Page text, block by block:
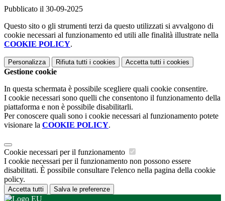
Pubblicato il 30-09-2025
Questo sito o gli strumenti terzi da questo utilizzati si avvalgono di
cookie necessari al funzionamento ed utili alle finalità illustrate nella
COOKIE POLICY.
Personalizza Rifiuta tutti i cookies Accetta tutti i cookies
Gestione cookie
In questa schermata è possibile scegliere quali cookie consentire.
I cookie necessari sono quelli che consentono il funzionamento della
piattaforma e non è possibile disabilitarli.
Per conoscere quali sono i cookie necessari al funzionamento potete
visionare la COOKIE POLICY.
Cookie necessari per il funzionamento
I cookie necessari per il funzionamento non possono essere
disabilitati. È possibile consultare l'elenco nella pagina della cookie
policy.
Accetta tutti Salva le preferenze